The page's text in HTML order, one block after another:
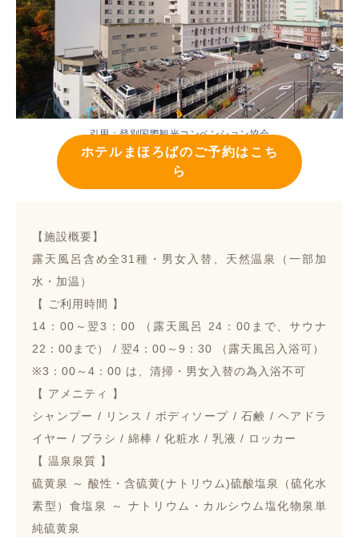
引用：登別国際観光コンベンション協会
ホテルまほろばのご予約はこち
ら
【施設概要】
露天風呂含め全31種・男女入替、天然温泉（一部加
水・加温）
【 ご利用時間 】
14：00～翌3：00 （露天風呂 24：00まで、サウナ
22：00まで） / 翌4：00～9：30 （露天風呂入浴可）
※3：00～4：00 は、清掃・男女入替の為入浴不可
【 アメニティ 】
シャンプー / リンス / ボディソープ / 石鹸 / ヘアドラ
イヤー / ブラシ / 綿棒 / 化粧水 / 乳液 / ロッカー
【 温泉泉質 】
硫黄泉 ～ 酸性・含硫黄(ナトリウム)硫酸塩泉（硫化水
素型）食塩泉 ～ ナトリウム・カルシウム塩化物泉単
純硫黄泉